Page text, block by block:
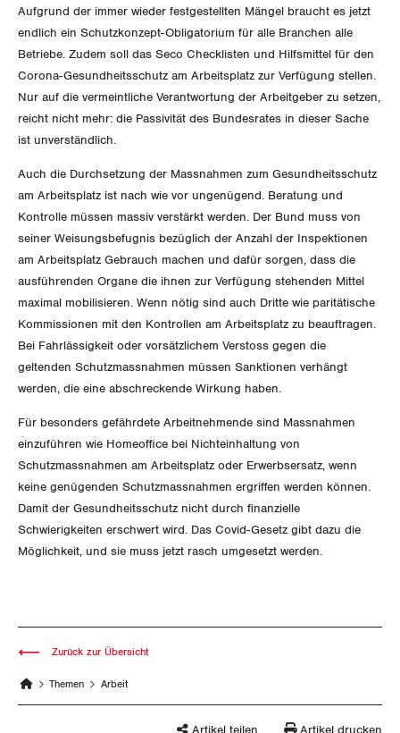
NEWSLETTER
BROSCHÜREN/BÜCHER
Bestellformular
GREMIEN
Vorstand
Präsidialausschuss
Feministische Kommission
Queer-Kommission
Rentner:innen-Kommission
ZENTRALSEKRETARIAT
KANTONALE BÜNDE
Aargau
Beide Basel
Jura
Luzern
Neuenburg
Schaffhausen
Schwyz
ANGESCHLOSSENE VERBÄNDE
OFFENE STELLEN
AGENDA
Publikationen
Artikel
Medienmitteilungen
Vernehmlassungen
Bücher/Broschüren
Blog Daniel Lampart
Kontakt
Aufgrund der immer wieder festgestellten Mängel braucht es jetzt
endlich ein Schutzkonzept-Obligatorium für alle Branchen alle
Betriebe. Zudem soll das Seco Checklisten und Hilfsmittel für den
Corona-Gesundheitsschutz am Arbeitsplatz zur Verfügung stellen.
Nur auf die vermeintliche Verantwortung der Arbeitgeber zu setzen,
reicht nicht mehr: die Passivität des Bundesrates in dieser Sache
ist unverständlich.
Auch die Durchsetzung der Massnahmen zum Gesundheitsschutz
am Arbeitsplatz ist nach wie vor ungenügend. Beratung und
Kontrolle müssen massiv verstärkt werden. Der Bund muss von
seiner Weisungsbefugnis bezüglich der Anzahl der Inspektionen
am Arbeitsplatz Gebrauch machen und dafür sorgen, dass die
ausführenden Organe die ihnen zur Verfügung stehenden Mittel
maximal mobilisieren. Wenn nötig sind auch Dritte wie paritätische
Kommissionen mit den Kontrollen am Arbeitsplatz zu beauftragen.
Bei Fahrlässigkeit oder vorsätzlichem Verstoss gegen die
geltenden Schutzmassnahmen müssen Sanktionen verhängt
werden, die eine abschreckende Wirkung haben.
Für besonders gefährdete Arbeitnehmende sind Massnahmen
einzuführen wie Homeoffice bei Nichteinhaltung von
Schutzmassnahmen am Arbeitsplatz oder Erwerbsersatz, wenn
keine genügenden Schutzmassnahmen ergriffen werden können.
Damit der Gesundheitsschutz nicht durch finanzielle
Schwierigkeiten erschwert wird. Das Covid-Gesetz gibt dazu die
Möglichkeit, und sie muss jetzt rasch umgesetzt werden.
Themen Arbeit
Zurück zur Übersicht
Artikel teilen Artikel drucken